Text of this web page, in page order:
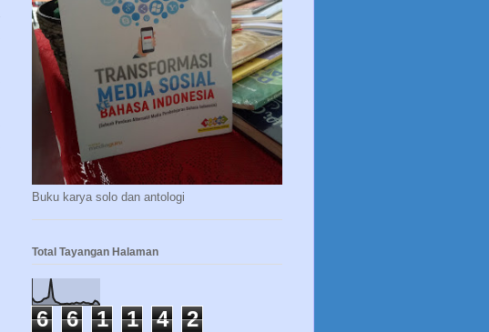
Buku karya solo dan antologi
Total Tayangan Halaman
6 6 1 1 4 2